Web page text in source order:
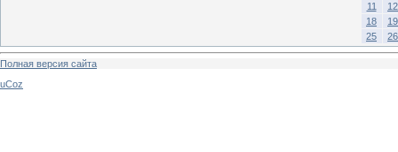
11
12
18
19
25
26
Полная версия сайта
uCoz